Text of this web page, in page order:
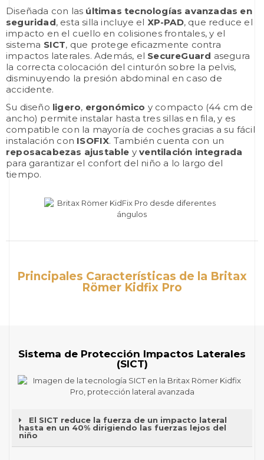
Diseñada con las últimas tecnologías avanzadas en
seguridad, esta silla incluye el XP-PAD, que reduce el
impacto en el cuello en colisiones frontales, y el
sistema SICT, que protege eficazmente contra
impactos laterales. Además, el SecureGuard asegura
la correcta colocación del cinturón sobre la pelvis,
disminuyendo la presión abdominal en caso de
accidente.
Su diseño ligero, ergonómico y compacto (44 cm de
ancho) permite instalar hasta tres sillas en fila, y es
compatible con la mayoría de coches gracias a su fácil
instalación con ISOFIX. También cuenta con un
reposacabezas ajustable yventilación integrada
para garantizar el confort del niño a lo largo del
tiempo.
Principales Características de la Britax
Römer Kidfix Pro
Sistema de Protección Impactos Laterales
(SICT)
El SICT reduce la fuerza de un impacto lateral
hasta en un 40% dirigiendo las fuerzas lejos del
niño